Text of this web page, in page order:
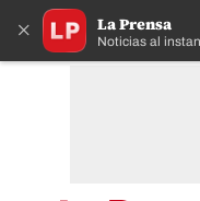
× La Prensa
Noticias al